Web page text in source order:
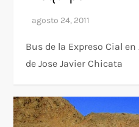
Bus de la Expreso Cial
de Jose Javier Chicata